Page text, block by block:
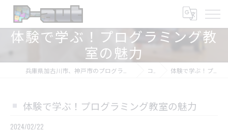
体験で学ぶ！プログラミング教
室の魅力
コラム 体験で学ぶ！プログラミング教室の魅力
体験で学ぶ！プログラミング教室の魅力
2024/02/22